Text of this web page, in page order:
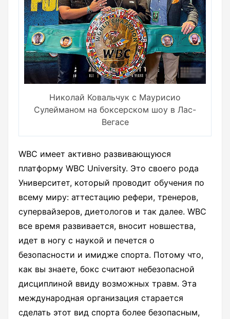
Николай Ковальчук с Маурисио
Сулейманом на боксерском шоу в Лас-
Вегасе
WBC имеет активно развивающуюся
платформу WBC University. Это своего рода
Университет, который проводит обучения по
всему миру: аттестацию рефери, тренеров,
супервайзеров, диетологов и так далее. WBC
все время развивается, вносит новшества,
идет в ногу с наукой и печется о
безопасности и имидже спорта. Потому что,
как вы знаете, бокс считают небезопасной
дисциплиной ввиду возможных травм. Эта
международная организация старается
сделать этот вид спорта более безопасным,